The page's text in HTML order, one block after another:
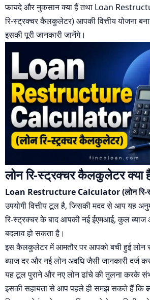
फायदे और नुकसान क्या हैं तथा Loan
रि-स्ट्रक्चर कैलकुलेटर) आपकी वित्तीय योजना
इसकी पूरी जानकारी जानेंगे।
लोन रि-स्ट्रक्चर कैलकुलेटर क्या
Loan Restructure Calculator (लोन रि-
उपयोगी वित्तीय टूल है, जिसकी मदद से आप यह
रि-स्ट्रक्चर के बाद आपकी नई ईएमआई, कुल ब्याज
बदलाव हो सकता है।
इस कैलकुलेटर में आमतौर पर आपको बची हुई लोन
ब्याज दर और नई लोन अवधि जैसी जानकारी दर्ज
यह टूल पुराने और नए लोन ढांचे की तुलना करके
इसकी सहायता से आप पहले ही समझ सकते हैं कि